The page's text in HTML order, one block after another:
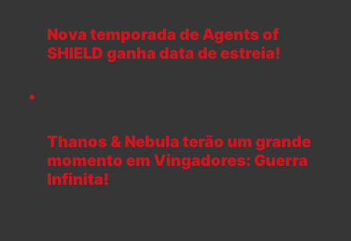
Nova temporada de Agents of
SHIELD ganha data de estreia!
Thanos & Nebula terão um grande
momento em Vingadores: Guerra
Infinita!